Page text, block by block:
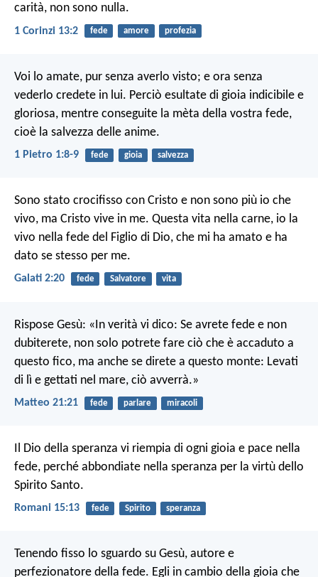
carità, non sono nulla.
1 Corinzi 13:2 fede amore profezia
Voi lo amate, pur senza averlo visto; e ora senza
vederlo credete in lui. Perciò esultate di gioia indicibile e
gloriosa, mentre conseguite la mèta della vostra fede,
cioè la salvezza delle anime.
1 Pietro 1:8-9 fede gioia salvezza
Sono stato crocifisso con Cristo e non sono più io che
vivo, ma Cristo vive in me. Questa vita nella carne, io la
vivo nella fede del Figlio di Dio, che mi ha amato e ha
dato se stesso per me.
Galati 2:20 fede Salvatore vita
Rispose Gesù: «In verità vi dico: Se avrete fede e non
dubiterete, non solo potrete fare ciò che è accaduto a
questo fico, ma anche se direte a questo monte: Levati
di lì e gettati nel mare, ciò avverrà.»
Matteo 21:21 fede parlare miracoli
Il Dio della speranza vi riempia di ogni gioia e pace nella
fede, perché abbondiate nella speranza per la virtù dello
Spirito Santo.
Romani 15:13 fede Spirito speranza
Tenendo fisso lo sguardo su Gesù, autore e
perfezionatore della fede. Egli in cambio della gioia che